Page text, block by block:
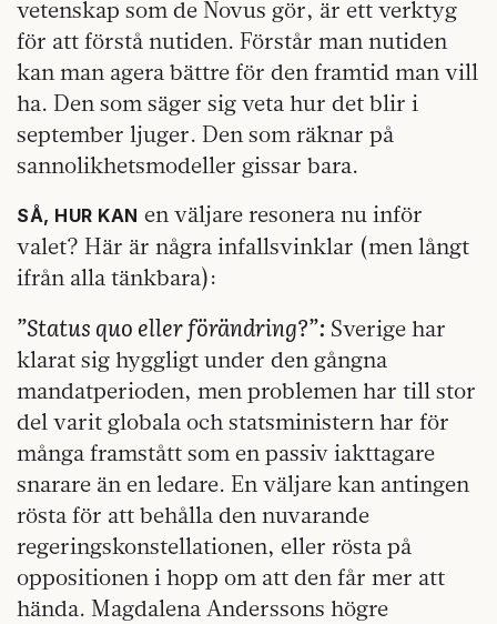
vetenskap som de Novus gör, är ett verktyg
för att förstå nutiden. Förstår man nutiden
kan man agera bättre för den framtid man vill
ha. Den som säger sig veta hur det blir i
september ljuger. Den som räknar på
sannolikhetsmodeller gissar bara.
SÅ, HUR KAN en väljare resonera nu inför
valet? Här är några infallsvinklar (men långt
ifrån alla tänkbara):
”Status quo eller förändring?”: Sverige har
klarat sig hyggligt under den gångna
mandatperioden, men problemen har till stor
del varit globala och statsministern har för
många framstått som en passiv iakttagare
snarare än en ledare. En väljare kan antingen
rösta för att behålla den nuvarande
regeringskonstellationen, eller rösta på
oppositionen i hopp om att den får mer att
hända. Magdalena Anderssons högre